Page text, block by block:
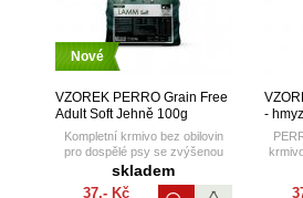
Nové
VZOREK PERRO Grain Free
Adult Soft Jehně 100g
Kompletní krmivo bez obilovin
pro dospělé psy se zvýšenou
spotřebou energie.
Poloměkké (polovlhké) granule s
skladem
37,- Kč
-